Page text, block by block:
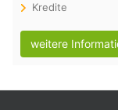
Kredite
weitere